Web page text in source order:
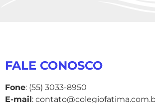
FALE CONOSCO
Fone: (55) 3033-8950
E-mail: